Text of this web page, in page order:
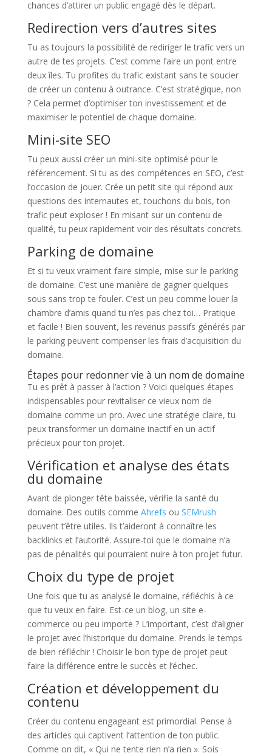
chances d’attirer un public engagé dès le départ.
Redirection vers d’autres sites
Tu as toujours la possibilité de rediriger le trafic vers un
autre de tes projets. C’est comme faire un pont entre
deux îles. Tu profites du trafic existant sans te soucier
de créer un contenu à outrance. C’est stratégique, non
? Cela permet d’optimiser ton investissement et de
maximiser le potentiel de chaque domaine.
Mini-site SEO
Tu peux aussi créer un mini-site optimisé pour le
référencement. Si tu as des compétences en SEO, c’est
l’occasion de jouer. Crée un petit site qui répond aux
questions des internautes et, touchons du bois, ton
trafic peut exploser ! En misant sur un contenu de
qualité, tu peux rapidement voir des résultats concrets.
Parking de domaine
Et si tu veux vraiment faire simple, mise sur le parking
de domaine. C’est une manière de gagner quelques
sous sans trop te fouler. C’est un peu comme louer la
chambre d’amis quand tu n’es pas chez toi… Pratique
et facile ! Bien souvent, les revenus passifs générés par
le parking peuvent compenser les frais d’acquisition du
domaine.
Étapes pour redonner vie à un nom de domaine
Tu es prêt à passer à l’action ? Voici quelques étapes
indispensables pour revitaliser ce vieux nom de
domaine comme un pro. Avec une stratégie claire, tu
peux transformer un domaine inactif en un actif
précieux pour ton projet.
Vérification et analyse des états
du domaine
Avant de plonger tête baissée, vérifie la santé du
domaine. Des outils comme Ahrefs ou SEMrush
peuvent t’être utiles. Ils t’aideront à connaître les
backlinks et l’autorité. Assure-toi que le domaine n’a
pas de pénalités qui pourraient nuire à ton projet futur.
Choix du type de projet
Une fois que tu as analysé le domaine, réfléchis à ce
que tu veux en faire. Est-ce un blog, un site e-
commerce ou peu importe ? L’important, c’est d’aligner
le projet avec l’historique du domaine. Prends le temps
de bien réfléchir ! Choisir le bon type de projet peut
faire la différence entre le succès et l’échec.
Création et développement du
contenu
Créer du contenu engageant est primordial. Pense à
des articles qui captivent l’attention de ton public.
Comme on dit, « Qui ne tente rien n’a rien ». Sois